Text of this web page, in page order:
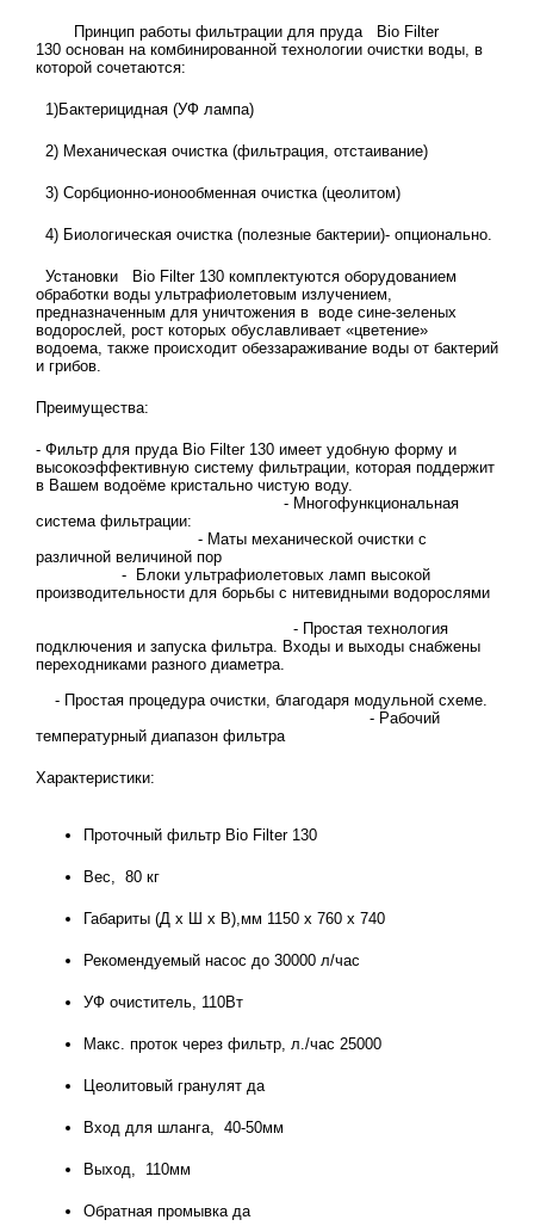
Принцип работы фильтрации для пруда Bio Filter
130 основан на комбинированной технологии очистки воды, в
которой сочетаются:
1)Бактерицидная (УФ лампа)
2) Механическая очистка (фильтрация, отстаивание)
3) Сорбционно-ионообменная очистка (цеолитом)
4) Биологическая очистка (полезные бактерии)- опционально.
Установки Bio Filter 130 комплектуются оборудованием
обработки воды ультрафиолетовым излучением,
предназначенным для уничтожения в воде сине-зеленых
водорослей, рост которых обуславливает «цветение»
водоема, также происходит обеззараживание воды от бактерий
и грибов.
Преимущества:
- Фильтр для пруда Bio Filter 130 имеет удобную форму и
высокоэффективную систему фильтрации, которая поддержит
в Вашем водоёме кристально чистую воду.
- Многофункциональная
система фильтрации:
- Маты механической очистки с
различной величиной пор
- Блоки ультрафиолетовых ламп высокой
производительности для борьбы с нитевидными водорослями
- Простая технология
подключения и запуска фильтра. Входы и выходы снабжены
переходниками разного диаметра.
- Простая процедура очистки, благодаря модульной схеме.
- Рабочий
температурный диапазон фильтра
Характеристики:
Проточный фильтр Bio Filter 130
Вес, 80 кг
Габариты (Д х Ш х В),мм 1150 х 760 х 740
Рекомендуемый насос до 30000 л/час
УФ очиститель, 110Вт
Макс. проток через фильтр, л./час 25000
Цеолитовый гранулят да
Вход для шланга, 40-50мм
Выход, 110мм
Обратная промывка да